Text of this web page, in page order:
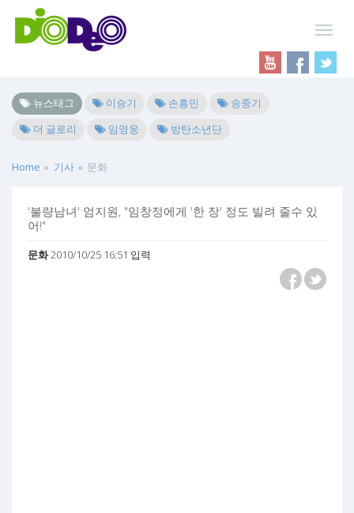
뉴스태그 이승기 손흥민
송중기
더 글로리
임영웅 방탄소년단
Home 기사 문화
'불량남녀' 엄지원, "임창정에게 '한 장' 정도 빌려 줄수 있
어!"
문화2010/10/25 16:51 입력